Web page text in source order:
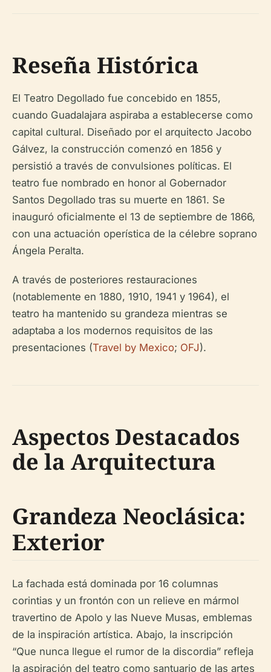
Reseña Histórica
El Teatro Degollado fue concebido en 1855,
cuando Guadalajara aspiraba a establecerse como
capital cultural. Diseñado por el arquitecto Jacobo
Gálvez, la construcción comenzó en 1856 y
persistió a través de convulsiones políticas. El
teatro fue nombrado en honor al Gobernador
Santos Degollado tras su muerte en 1861. Se
inauguró oficialmente el 13 de septiembre de 1866,
con una actuación operística de la célebre soprano
Ángela Peralta.
A través de posteriores restauraciones
(notablemente en 1880, 1910, 1941 y 1964), el
teatro ha mantenido su grandeza mientras se
adaptaba a los modernos requisitos de las
presentaciones (Travel by Mexico; OFJ).
Aspectos Destacados
de la Arquitectura
Grandeza Neoclásica:
Exterior
La fachada está dominada por 16 columnas
corintias y un frontón con un relieve en mármol
travertino de Apolo y las Nueve Musas, emblemas
de la inspiración artística. Abajo, la inscripción
“Que nunca llegue el rumor de la discordia” refleja
la aspiración del teatro como santuario de las artes